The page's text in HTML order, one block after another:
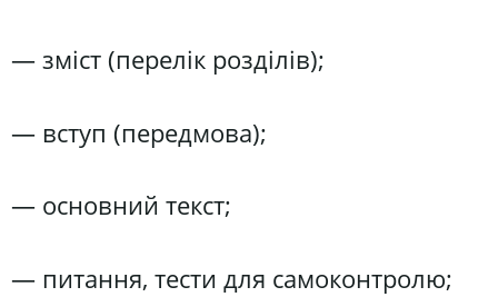
— зміст (перелік розділів);
— вступ (передмова);
— основний текст;
— питання, тести для самоконтролю;